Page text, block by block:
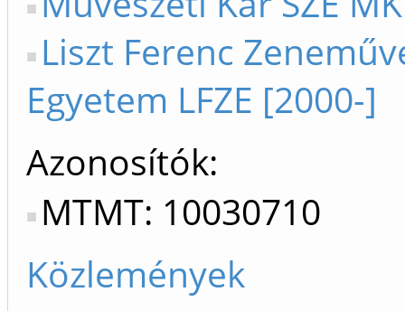
Liszt Ferenc
Egyetem LFZE [2000-]
Azonosítók
MTMT: 10030710
Közlemények